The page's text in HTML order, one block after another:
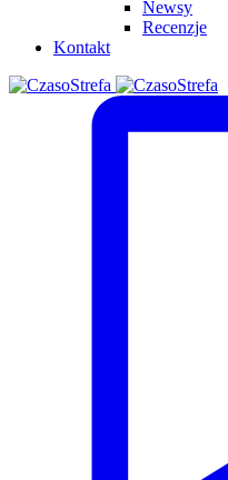
Newsy
Recenzje
Kontakt